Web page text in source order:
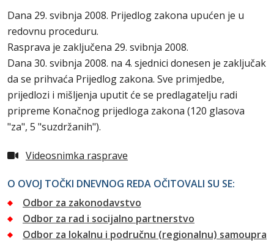
Dana 29. svibnja 2008. Prijedlog zakona upućen je u
redovnu proceduru.
Rasprava je zaključena 29. svibnja 2008.
Dana 30. svibnja 2008. na 4. sjednici donesen je zaključak
da se prihvaća Prijedlog zakona. Sve primjedbe,
prijedlozi i mišljenja uputit će se predlagatelju radi
pripreme Konačnog prijedloga zakona (120 glasova
"za", 5 "suzdržanih").
Videosnimka rasprave
O OVOJ TOČKI DNEVNOG REDA OČITOVALI SU SE:
Odbor za zakonodavstvo
Odbor za rad i socijalno partnerstvo
Odbor za lokalnu i područnu (regionalnu) samoupra